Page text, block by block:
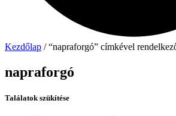
Kezdőlap / “napraforgó” címkével
napraforgó
Találatok szükítése